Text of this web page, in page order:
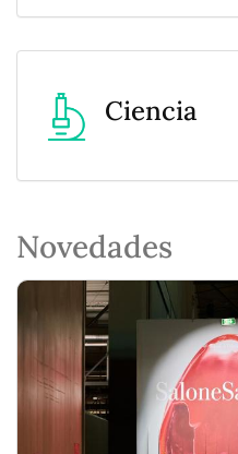
Ciencia
Novedades